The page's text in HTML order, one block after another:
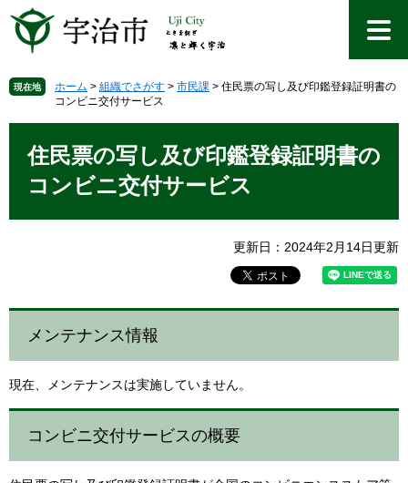
先
で
を
ば
へ
現在地 ホーム > 組織でさがす > 市民課 > 住民票の写し及び印鑑登録証明書の
コンビニ交付サービス
住民票の写し及び印鑑登録証明書の
コンビニ交付サービス
更新日：2024年2月14日更新
メンテナンス情報
現在、メンテナンスは実施していません。
コンビニ交付サービスの概要